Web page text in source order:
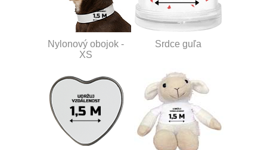
Nylonový obojok -
XS
Srdce guľa